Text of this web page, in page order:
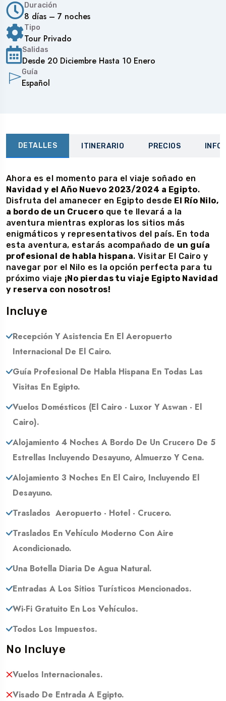
Duración
8 días – 7 noches
Tipo
Tour Privado
Salidas
Desde 20 Diciembre Hasta 10 Enero
Guía
Español
DETALLES ITINERARIO PRECIOS
Ahora es el momento para el viaje soñado en
Navidad y el Año Nuevo 2023/2024 a Egipto.
Disfruta del amanecer en Egipto desde El Río Nilo,
a bordo de un Crucero que te llevará a la
aventura mientras exploras los sitios más
enigmáticos y representativos del país. En toda
esta aventura, estarás acompañado de un guía
profesional de habla hispana. Visitar El Cairo y
navegar por el Nilo es la opción perfecta para tu
próximo viaje ¡No pierdas tu viaje Egipto Navidad
y reserva con nosotros!
Incluye
Recepción Y Asistencia En El Aeropuerto
Internacional De El Cairo.
Guía Profesional De Habla Hispana En Todas Las
Visitas En Egipto.
Vuelos Domésticos (El Cairo - Luxor Y Aswan - El
Cairo).
Alojamiento 4 Noches A Bordo De Un Crucero De 5
Estrellas Incluyendo Desayuno, Almuerzo Y Cena.
Alojamiento 3 Noches En El Cairo, Incluyendo El
Desayuno.
Traslados Aeropuerto - Hotel - Crucero.
Traslados En Vehículo Moderno Con Aire
Acondicionado.
Una Botella Diaria De Agua Natural.
Entradas A Los Sitios Turísticos Mencionados.
Wi-Fi Gratuito En Los Vehículos.
Todos Los Impuestos.
No Incluye
Vuelos Internacionales.
Visado De Entrada A Egipto.